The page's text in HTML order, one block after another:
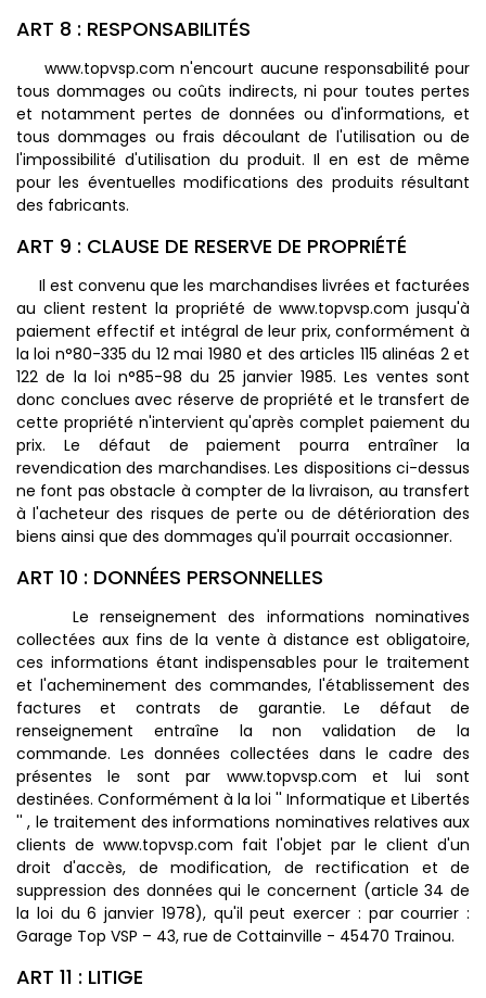
ART 8 : RESPONSABILITÉS
www.topvsp.com n'encourt aucune responsabilité pour
tous dommages ou coûts indirects, ni pour toutes pertes
et notamment pertes de données ou d'informations, et
tous dommages ou frais découlant de l'utilisation ou de
l'impossibilité d'utilisation du produit. Il en est de même
pour les éventuelles modifications des produits résultant
des fabricants.
ART 9 : CLAUSE DE RESERVE DE PROPRIÉTÉ
Il est convenu que les marchandises livrées et facturées
au client restent la propriété de www.topvsp.com jusqu'à
paiement effectif et intégral de leur prix, conformément à
la loi n°80-335 du 12 mai 1980 et des articles 115 alinéas 2 et
122 de la loi n°85-98 du 25 janvier 1985. Les ventes sont
donc conclues avec réserve de propriété et le transfert de
cette propriété n'intervient qu'après complet paiement du
prix. Le défaut de paiement pourra entraîner la
revendication des marchandises. Les dispositions ci-dessus
ne font pas obstacle à compter de la livraison, au transfert
à l'acheteur des risques de perte ou de détérioration des
biens ainsi que des dommages qu'il pourrait occasionner.
ART 10 : DONNÉES PERSONNELLES
Le renseignement des informations nominatives
collectées aux fins de la vente à distance est obligatoire,
ces informations étant indispensables pour le traitement
et l'acheminement des commandes, l'établissement des
factures et contrats de garantie. Le défaut de
renseignement entraîne la non validation de la
commande. Les données collectées dans le cadre des
présentes le sont par www.topvsp.com et lui sont
destinées. Conformément à la loi '' Informatique et Libertés
'' , le traitement des informations nominatives relatives aux
clients de www.topvsp.com fait l'objet par le client d'un
droit d'accès, de modification, de rectification et de
suppression des données qui le concernent (article 34 de
la loi du 6 janvier 1978), qu'il peut exercer : par courrier :
Garage Top VSP – 43, rue de Cottainville - 45470 Trainou.
ART 11 : LITIGE